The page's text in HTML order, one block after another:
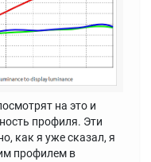
на это и
профиля. Эти
как я уже сказал, я
профилем в